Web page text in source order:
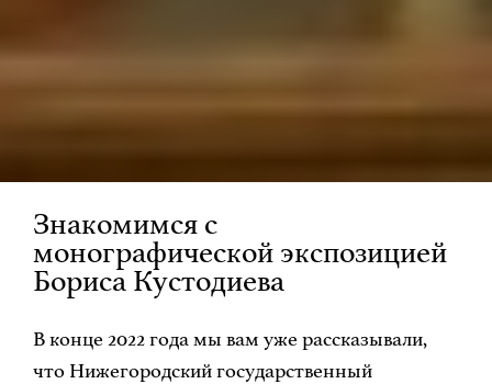
Знакомимся с
монографической экспозицией
Бориса Кустодиева
В конце 2022 года мы вам уже рассказывали,
что Нижегородский государственный